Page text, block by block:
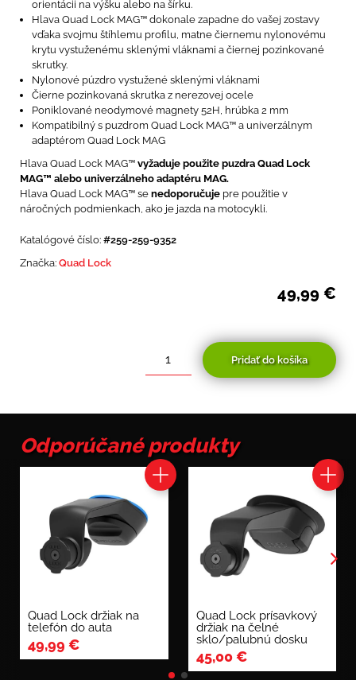
orientácii na výšku alebo na šírku.
Hlava Quad Lock MAG™ dokonale zapadne do vašej zostavy
vďaka svojmu štíhlemu profilu, matne čiernemu nylonovému
krytu vystuženému sklenými vláknami a čiernej pozinkované
skrutky.
Nylonové púzdro vystužené sklenými vláknami
Čierne pozinkovaná skrutka z nerezovej ocele
Poniklované neodymové magnety 52H, hrúbka 2 mm
Kompatibilný s puzdrom Quad Lock MAG™ a univerzálnym
adaptérom Quad Lock MAG
Hlava Quad Lock MAG™ vyžaduje použite puzdra Quad Lock
MAG™ alebo univerzálneho adaptéru MAG.
Hlava Quad Lock MAG™ se nedoporučuje pre použitie v
náročných podmienkach, ako je jazda na motocykli.
Katalógové číslo: #259-259-9352
Značka: Quad Lock
49,99 €
množstvo
magnetická
MAG
HEAD
Standard
Pridať do košíka
Odporúčané produkty
Quad Lock držiak na
telefón do auta
49,99 €
Quad Lock prísavkový
držiak na čelné
sklo/palubnú dosku
45,00€